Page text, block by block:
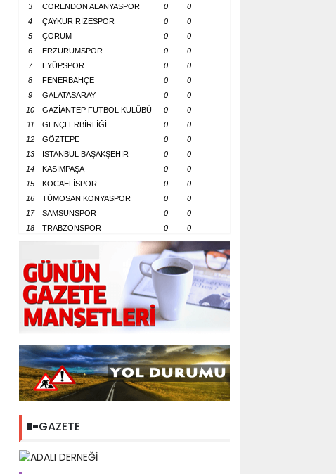
3
CORENDON ALANYASPOR 0
0
4
ÇAYKUR RİZESPOR 0
0
5
ÇORUM 0
0
6
ERZURUMSPOR 0
0
7
EYÜPSPOR 0
0
8
FENERBAHÇE 0
0
9
GALATASARAY 0
0
10
GAZİANTEP FUTBOL KULÜBÜ 0
0
11
GENÇLERBİRLİĞİ 0
0
12
GÖZTEPE 0
0
13
İSTANBUL BAŞAKŞEHİR 0
0
14
KASIMPAŞA 0
0
15
KOCAELİSPOR 0
0
16
TÜMOSAN KONYASPOR 0
0
17
SAMSUNSPOR 0
0
18
TRABZONSPOR 0 0
E-GAZETE